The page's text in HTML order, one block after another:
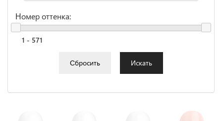
Номер оттенка:
Сбросить Искать